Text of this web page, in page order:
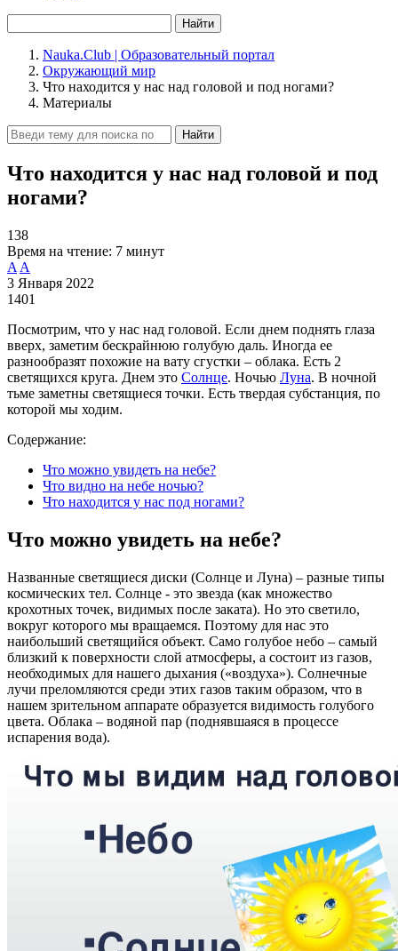
Найти
Nauka.Club | Образовательный портал
Окружающий мир
Что находится у нас над головой и под ногами?
Материалы
Найти
Что находится у нас над головой и под
ногами?
138
Время на чтение: 7 минут
A A
3 Января 2022
1401
Посмотрим, что у нас над головой. Если днем поднять глаза
вверх, заметим бескрайнюю голубую даль. Иногда ее
разнообразят похожие на вату сгустки – облака. Есть 2
светящихся круга. Днем это Солнце. Ночью Луна. В ночной
тьме заметны светящиеся точки. Есть твердая субстанция, по
которой мы ходим.
Содержание:
Что можно увидеть на небе?
Что видно на небе ночью?
Что находится у нас под ногами?
Что можно увидеть на небе?
Названные светящиеся диски (Солнце и Луна) – разные типы
космических тел. Солнце - это звезда (как множество
крохотных точек, видимых после заката). Но это светило,
вокруг которого мы вращаемся. Поэтому для нас это
наибольший светящийся объект. Само голубое небо – самый
близкий к поверхности слой атмосферы, а состоит из газов,
необходимых для нашего дыхания («воздуха»). Солнечные
лучи преломляются среди этих газов таким образом, что в
нашем зрительном аппарате образуется видимость голубого
цвета. Облака – водяной пар (поднявшаяся в процессе
испарения вода).